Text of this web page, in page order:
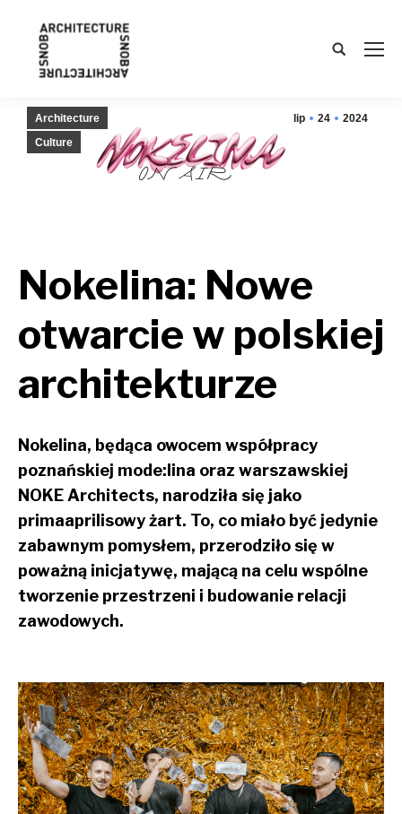
Search:
lip 24 2024
Architecture
Culture
Nokelina: Nowe
otwarcie w polskiej
architekturze
Nokelina, będąca owocem współpracy
poznańskiej mode:lina oraz warszawskiej
NOKE Architects, narodziła się jako
primaaprilisowy żart. To, co miało być jedynie
zabawnym pomysłem, przerodziło się w
poważną inicjatywę, mającą na celu wspólne
tworzenie przestrzeni i budowanie relacji
zawodowych.